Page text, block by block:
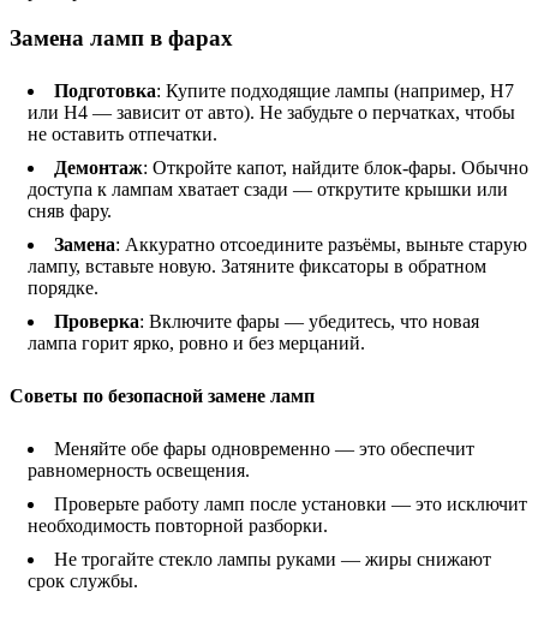
Замена ламп в фарах
Подготовка: Купите подходящие лампы (например, H7
или H4 — зависит от авто). Не забудьте о перчатках, чтобы
не оставить отпечатки.
Демонтаж: Откройте капот, найдите блок-фары. Обычно
доступа к лампам хватает сзади — открутите крышки или
сняв фару.
Замена: Аккуратно отсоедините разъёмы, выньте старую
лампу, вставьте новую. Затяните фиксаторы в обратном
порядке.
Проверка: Включите фары — убедитесь, что новая
лампа горит ярко, ровно и без мерцаний.
Советы по безопасной замене ламп
Меняйте обе фары одновременно — это обеспечит
равномерность освещения.
Проверьте работу ламп после установки — это исключит
необходимость повторной разборки.
Не трогайте стекло лампы руками — жиры снижают
срок службы.